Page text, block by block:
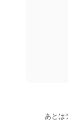
あとは